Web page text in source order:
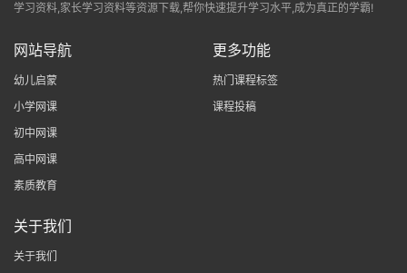
学习资料,家长学习资料等资源下载,帮你快速提升学习水平,成为真正的学霸!
网站导航
幼儿启蒙
小学网课
初中网课
高中网课
素质教育
更多功能
热门课程标签
课程投稿
关于我们
关于我们